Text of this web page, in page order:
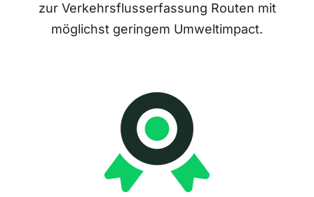
zur Verkehrsflusserfassung Routen mit
möglichst geringem Umweltimpact.